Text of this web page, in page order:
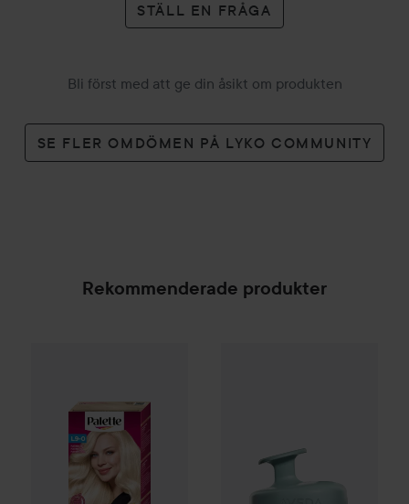
STÄLL EN FRÅGA
Bli först med att ge din åsikt om produkten
SE FLER OMDÖMEN PÅ LYKO COMMUNITY
Rekommenderade produkter